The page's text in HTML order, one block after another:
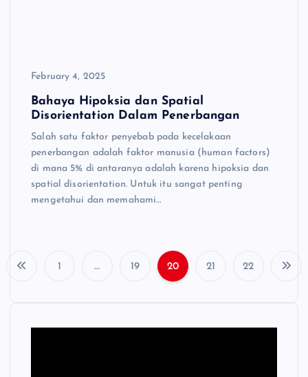
February 4, 2025
Bahaya Hipoksia dan Spatial
Disorientation Dalam Penerbangan
Salah satu faktor penyebab pada kecelakaan
penerbangan adalah faktor manusia (human factors)
di mana 5% di antaranya adalah karena hipoksia dan
spatial disorientation. Untuk itu sangat penting
mengetahui dan memahami…
P
1 … 19 20 21 22